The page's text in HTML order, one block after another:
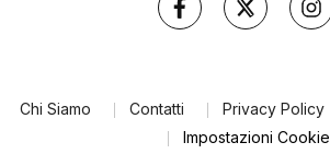
Chi Siamo Contatti Privacy Policy
Impostazioni Cookie